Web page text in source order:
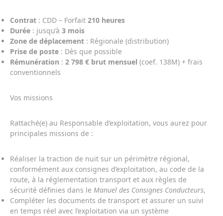
Contrat : CDD – Forfait 210 heures
Durée : jusqu’à 3 mois
Zone de déplacement : Régionale (distribution)
Prise de poste : Dès que possible
Rémunération : 2 798 € brut mensuel (coef. 138M) + frais
conventionnels
Vos missions
Rattaché(e) au Responsable d’exploitation, vous aurez pour
principales missions de :
Réaliser la traction de nuit sur un périmètre régional,
conformément aux consignes d’exploitation, au code de la
route, à la réglementation transport et aux règles de
sécurité définies dans le Manuel des Consignes Conducteurs,
Compléter les documents de transport et assurer un suivi
en temps réel avec l’exploitation via un système